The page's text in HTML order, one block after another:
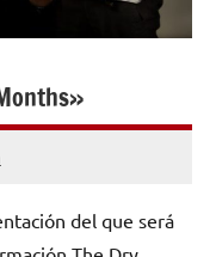
del que será